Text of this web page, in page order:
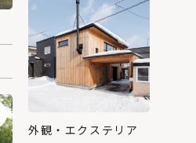
外観・エクステリア